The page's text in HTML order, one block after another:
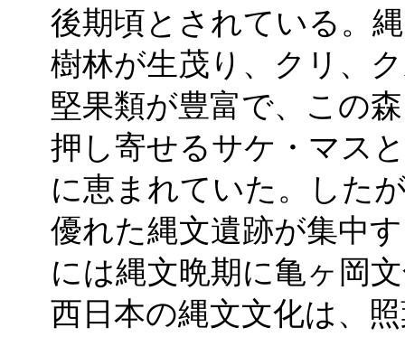
後期頃とされている。
樹林が生茂り、クリ、
堅果類が豊富で、この
押し寄せるサケ・マス
に恵まれていた。した
優れた縄文遺跡が集中
には縄文晩期に亀ヶ岡
西日本の縄文文化は、